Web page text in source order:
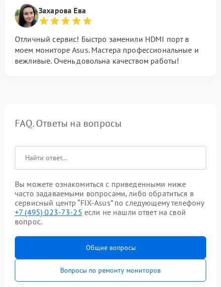
Захарова Ева
Отличный сервис! Быстро заменили HDMI порт в
моем мониторе Asus. Мастера профессиональные и
вежливые. Очень довольна качеством работы!
FAQ. Ответы на вопросы
Вы можете ознакомиться с приведенными ниже
часто задаваемыми вопросами, либо обратиться в
сервисный центр “FIX-Asus” по следующему телефону
+7 (495) 023-73-25 если не нашли ответ на свой
вопрос.
Общие вопросы
Вопросы по ремонту мониторов